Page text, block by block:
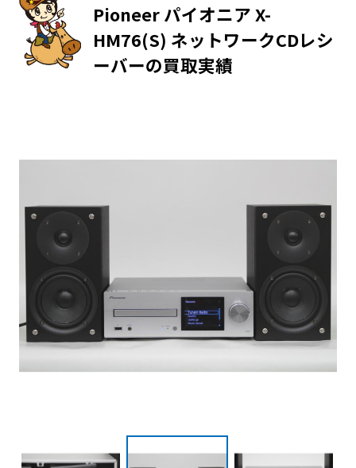
Pioneer パイオニア X-
HM76(S) ネットワークCDレシ
ーバーの買取実績